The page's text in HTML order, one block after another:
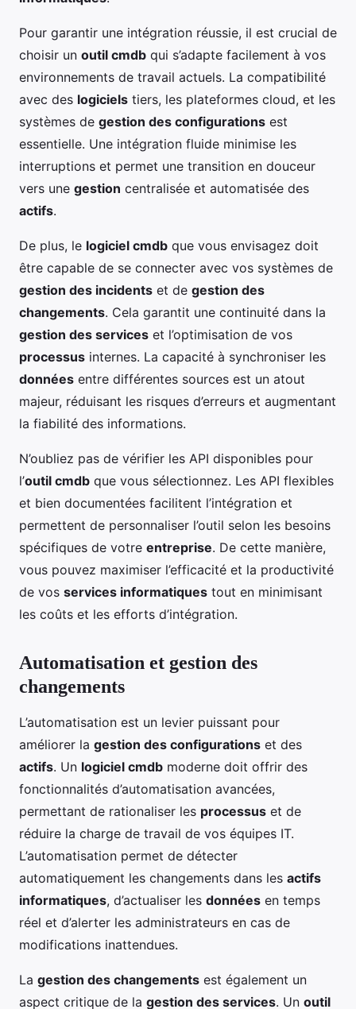
Pour garantir une intégration réussie, il est crucial de
choisir un outil cmdb qui s’adapte facilement à vos
environnements de travail actuels. La compatibilité
avec des logiciels tiers, les plateformes cloud, et les
systèmes de gestion des configurations est
essentielle. Une intégration fluide minimise les
interruptions et permet une transition en douceur
vers une gestion centralisée et automatisée des
actifs.
De plus, le logiciel cmdb que vous envisagez doit
être capable de se connecter avec vos systèmes de
gestion des incidents et de gestion des
changements. Cela garantit une continuité dans la
gestion des services et l’optimisation de vos
processus internes. La capacité à synchroniser les
données entre différentes sources est un atout
majeur, réduisant les risques d’erreurs et augmentant
la fiabilité des informations.
N’oubliez pas de vérifier les API disponibles pour
l’outil cmdb que vous sélectionnez. Les API flexibles
et bien documentées facilitent l’intégration et
permettent de personnaliser l’outil selon les besoins
spécifiques de votre entreprise. De cette manière,
vous pouvez maximiser l’efficacité et la productivité
de vos services informatiques tout en minimisant
les coûts et les efforts d’intégration.
Automatisation et gestion des
changements
L’automatisation est un levier puissant pour
améliorer la gestion des configurations et des
actifs. Un logiciel cmdb moderne doit offrir des
fonctionnalités d’automatisation avancées,
permettant de rationaliser les processus et de
réduire la charge de travail de vos équipes IT.
L’automatisation permet de détecter
automatiquement les changements dans les actifs
informatiques, d’actualiser les données en temps
réel et d’alerter les administrateurs en cas de
modifications inattendues.
La gestion des changements est également un
aspect critique de la gestion des services. Un outil